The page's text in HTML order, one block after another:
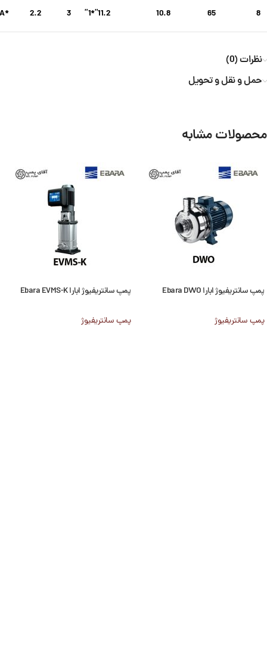
8
65
10.8
11.2”*1”
3
2.2
*2ECm25/160A
نظرات (0)
حمل و نقل و تحویل
محصولات مشابه
پمپ سانتریفیوژ ابارا Ebara DWO
پمپ سانتریفیوژ
پمپ سانتریفیوژ ابارا Ebara EVMS-K
پمپ سانتریفیوژ